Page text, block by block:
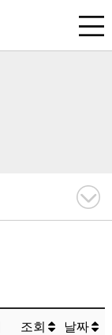
조회 날짜